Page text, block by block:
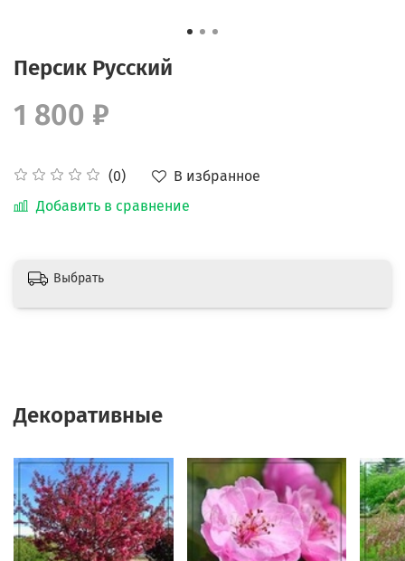
Персик Русский
(0)
В избранное
Добавить в сравнение
1 800 ₽
Выбрать
Декоративные